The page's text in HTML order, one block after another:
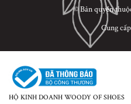
© Bản quyền
Cung
HỘ KINH DOANH WOODY OF SHOES